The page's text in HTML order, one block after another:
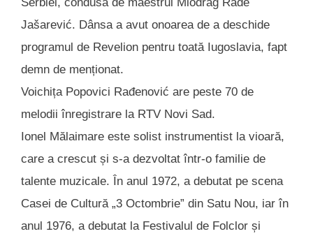
Jašarević. Dânsa a avut onoarea de a deschide
programul de Revelion pentru toată Iugoslavia, fapt
demn de menționat.
Voichița Popovici Rađenović are peste 70 de
melodii înregistrare la RTV Novi Sad.
Ionel Mălaimare este solist instrumentist la vioară,
care a crescut și s-a dezvoltat într-o familie de
talente muzicale. În anul 1972, a debutat pe scena
Casei de Cultură „3 Octombrie” din Satu Nou, iar în
anul 1976, a debutat la Festivalul de Folclor și